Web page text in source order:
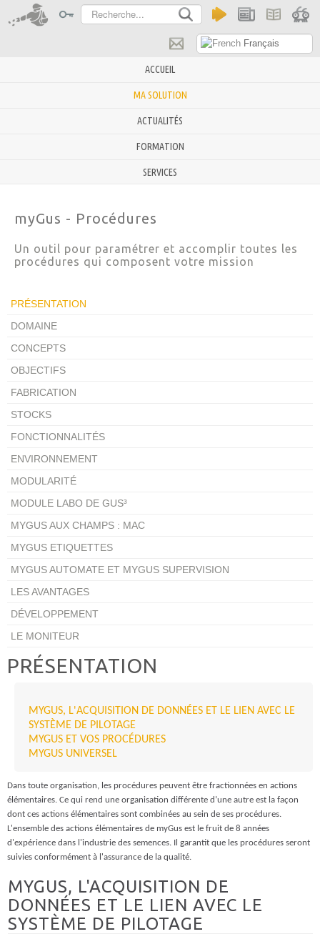
Rechercher
Français
ACCUEIL
MA SOLUTION
ACTUALITÉS
FORMATION
SERVICES
myGus - Procédures
Un outil pour paramétrer et accomplir toutes les
procédures qui composent votre mission
PRÉSENTATION
DOMAINE
CONCEPTS
OBJECTIFS
FABRICATION
STOCKS
FONCTIONNALITÉS
ENVIRONNEMENT
MODULARITÉ
MODULE LABO DE GUS³
MYGUS AUX CHAMPS : MAC
MYGUS ETIQUETTES
MYGUS AUTOMATE ET MYGUS SUPERVISION
LES AVANTAGES
DÉVELOPPEMENT
LE MONITEUR
PRÉSENTATION
MYGUS, L'ACQUISITION DE DONNÉES ET LE LIEN AVEC LE
SYSTÈME DE PILOTAGE
MYGUS ET VOS PROCÉDURES
MYGUS UNIVERSEL
Dans toute organisation, les procédures peuvent être fractionnées en actions
élémentaires. Ce qui rend une organisation différente d’une autre est la façon
dont ces actions élémentaires sont combinées au sein de ses procédures.
L'ensemble des actions élémentaires de myGus est le fruit de 8 années
d'expérience dans l'industrie des semences. Il garantit que les procédures seront
suivies conformément à l'assurance de la qualité.
MYGUS, L'ACQUISITION DE
DONNÉES ET LE LIEN AVEC LE
SYSTÈME DE PILOTAGE